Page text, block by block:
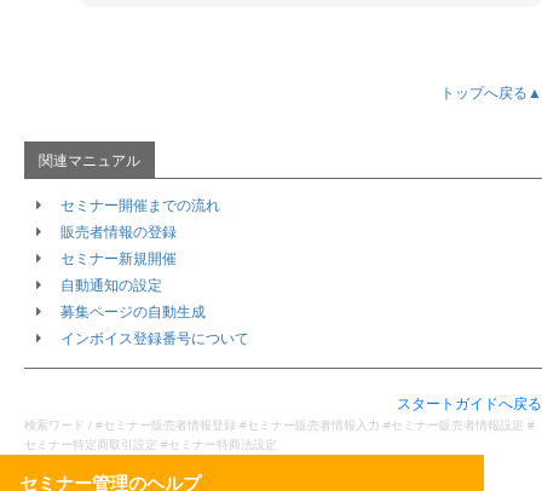
トップへ戻る▲
セミナー開催までの流れ
販売者情報の登録
セミナー新規開催
自動通知の設定
募集ページの自動生成
インボイス登録番号について
スタートガイドへ戻る
検索ワード / #セミナー販売者情報登録 #セミナー販売者情報入力 #セミナー販売者情報設定 #
セミナー特定商取引設定 #セミナー特商法設定
知識編
シンプルモードとカスタムモードの違い